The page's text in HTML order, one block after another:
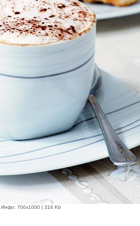
Инфо: 700х1000 | 316 Kb